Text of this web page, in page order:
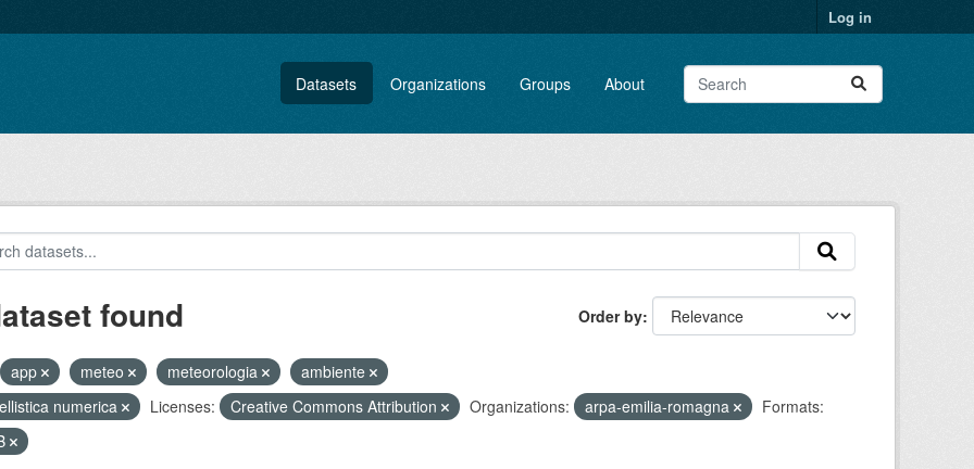
Log in
Datasets Organizations Groups About
Order by
found
app meteo meteorologia
ambiente
numerica
Licenses: Creative Commons Attribution Organizations: arpa-emilia-romagna
Formats: